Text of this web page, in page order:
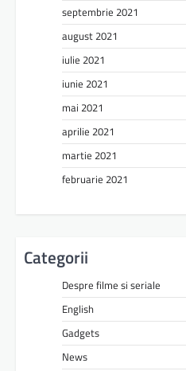
septembrie 2021
august 2021
iulie 2021
iunie 2021
mai 2021
aprilie 2021
martie 2021
februarie 2021
Categorii
Despre filme si seriale
English
Gadgets
News